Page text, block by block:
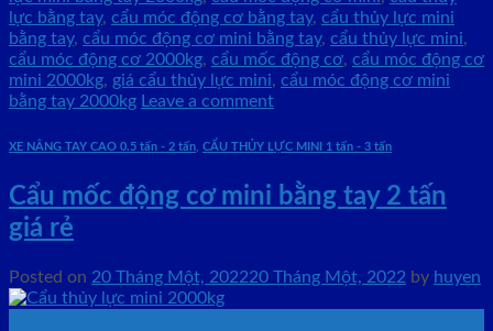
lực bằng tay, cẩu móc động cơ bằng tay, cẩu thủy lực mini
bằng tay, cẩu móc động cơ mini bằng tay, cẩu thủy lực mini,
cẩu móc động cơ 2000kg, cẩu mốc động cơ, cẩu móc động cơ
mini 2000kg, giá cẩu thủy lực mini, cẩu móc động cơ mini
bằng tay 2000kg Leave a comment
XE NÂNG TAY CAO 0.5 tấn - 2 tấn CẨU THỦY LỰC MINI 1 tấn - 3 tấn
Cẩu mốc động cơ mini bằng tay 2 tấn
giá rẻ
Posted on 20 Tháng Một, 202220 Tháng Một, 2022 by huyen